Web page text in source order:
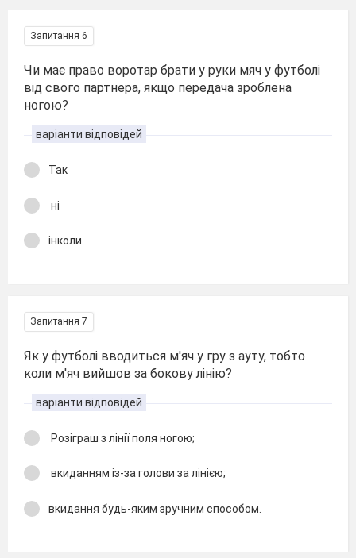
Запитання 6
Чи має право воротар брати у руки мяч у футболі
від свого партнера, якщо передача зроблена
ногою?
варіанти відповідей
Так
ні
інколи
Запитання 7
Як у футболі вводиться м'яч у гру з ауту, тобто
коли м'яч вийшов за бокову лінію?
варіанти відповідей
Розіграш з лінії поля ногою;
вкиданням із-за голови за лінією;
вкидання будь-яким зручним способом.